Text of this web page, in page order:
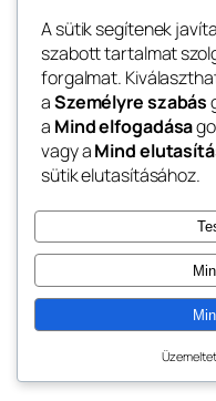
Pápai
Pápai Lovas Club
Twenty Twenty-Five
A sütik segítenek
szabott tartalmat
forgalmat.
aSzemélyre szabás
a Mind elfogadása
vagy aMind
sütik elutasításához.